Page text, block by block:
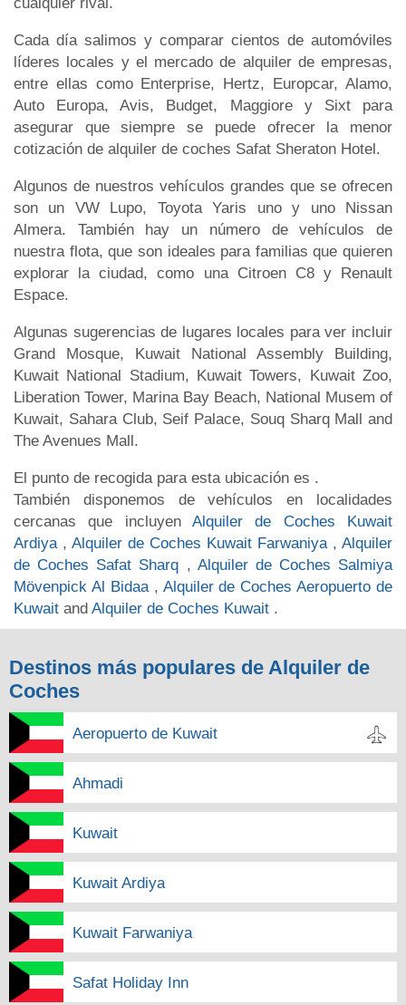
Cada día salimos y comparar cientos de automóviles
líderes locales y el mercado de alquiler de empresas,
entre ellas como Enterprise, Hertz, Europcar, Alamo,
Auto Europa, Avis, Budget, Maggiore y Sixt para
asegurar que siempre se puede ofrecer la menor
cotización de alquiler de coches Safat Sheraton Hotel.
Algunos de nuestros vehículos grandes que se ofrecen
son un VW Lupo, Toyota Yaris uno y uno Nissan
Almera. También hay un número de vehículos de
nuestra flota, que son ideales para familias que quieren
explorar la ciudad, como una Citroen C8 y Renault
Espace.
Algunas sugerencias de lugares locales para ver incluir
Grand Mosque, Kuwait National Assembly Building,
Kuwait National Stadium, Kuwait Towers, Kuwait Zoo,
Liberation Tower, Marina Bay Beach, National Musem of
Kuwait, Sahara Club, Seif Palace, Souq Sharq Mall and
The Avenues Mall.
El punto de recogida para esta ubicación es .
También disponemos de vehículos en localidades
cercanas que incluyen Alquiler de Coches Kuwait
Ardiya , Alquiler de Coches Kuwait Farwaniya , Alquiler
de Coches Safat Sharq , Alquiler de Coches Salmiya
Mövenpick Al Bidaa , Alquiler de Coches Aeropuerto de
Kuwait and Alquiler de Coches Kuwait .
Destinos más populares de Alquiler de
Coches
Aeropuerto de Kuwait
Ahmadi
Kuwait
Kuwait Ardiya
Kuwait Farwaniya
Safat Holiday Inn